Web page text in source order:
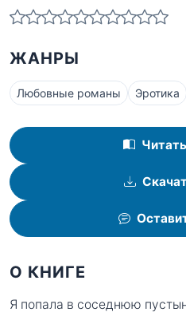
ЖАНРЫ
Любовные романы Эротика
О КНИГЕ
Я попала в соседнюю